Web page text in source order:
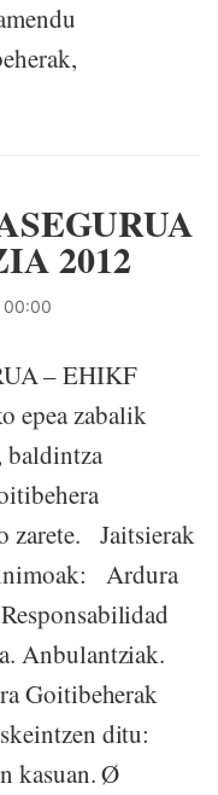
2012
– EHIKF
epea zabalik
baldintza
zarete. Jaitsierak
Ardura
Anbulantziak.
Goitibeherak
ditu:
kasuan. Ø